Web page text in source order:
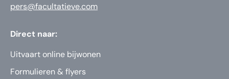
pers@facultatieve.com
Direct naar:
Uitvaart online bijwonen
Formulieren & flyers